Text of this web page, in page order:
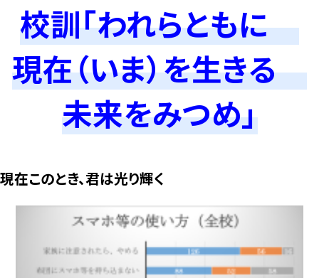
校訓「われらともに
現在（いま）を生きる
未来をみつめ」
現在このとき、君は光り輝く